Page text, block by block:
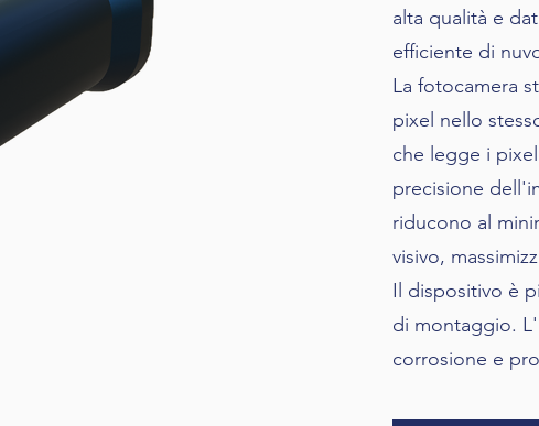
alta qualità e
efficiente di
La fotocamera
pixel nello
che legge i
precisione
riducono al
visivo,
Il dispositivo è
di montaggio.
corrosione e